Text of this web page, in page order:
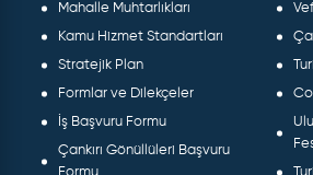
Mahalle Muhtarlıkları
Kamu Hizmet Standartları
Stratejik Plan
Formlar ve Dilekçeler
İş Başvuru Formu
Çankırı Gönüllüleri Başvuru